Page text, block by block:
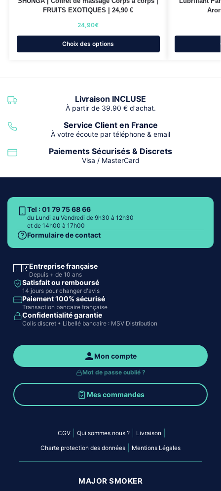
FRUITS EXOTIQUES | 24,90 €
24,90€
Choix des options
Livraison INCLUSE
À partir de 39.90 € d'achat.
Service Client en France
À votre écoute par téléphone & email
Paiements Sécurisés & Discrets
Visa / MasterCard
Tel : 01 79 75 68 66
du Lundi au Vendredi de 9h30 à 12h30
et de 14h00 à 17h00
Formulaire de contact
🇫🇷Entreprise française
Depuis + de 10 ans
Satisfait ou remboursé
14 jours pour changer d'avis
Paiement 100% sécurisé
Transaction bancaire française
Confidentialité garantie
Colis discret • Libellé bancaire : MSV Distribution
Mon compte
Mot de passe oublié ?
Mes commandes
CGV Qui sommes nous ? Livraison
Charte protection des données Mentions Légales
MAJOR SMOKER